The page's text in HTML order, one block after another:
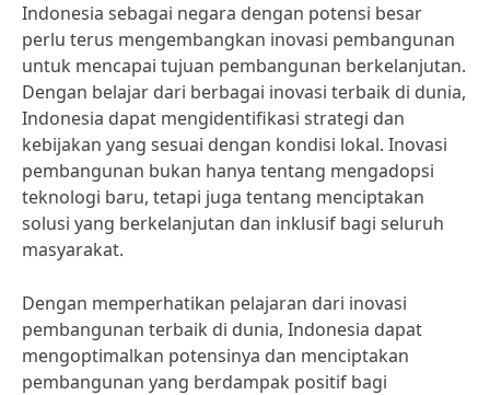
Indonesia sebagai negara dengan potensi besar
perlu terus mengembangkan inovasi pembangunan
untuk mencapai tujuan pembangunan berkelanjutan.
Dengan belajar dari berbagai inovasi terbaik di dunia,
Indonesia dapat mengidentifikasi strategi dan
kebijakan yang sesuai dengan kondisi lokal. Inovasi
pembangunan bukan hanya tentang mengadopsi
teknologi baru, tetapi juga tentang menciptakan
solusi yang berkelanjutan dan inklusif bagi seluruh
masyarakat.
Dengan memperhatikan pelajaran dari inovasi
pembangunan terbaik di dunia, Indonesia dapat
mengoptimalkan potensinya dan menciptakan
pembangunan yang berdampak positif bagi